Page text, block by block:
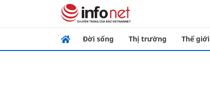
Đời sống Thị trường Thế giới